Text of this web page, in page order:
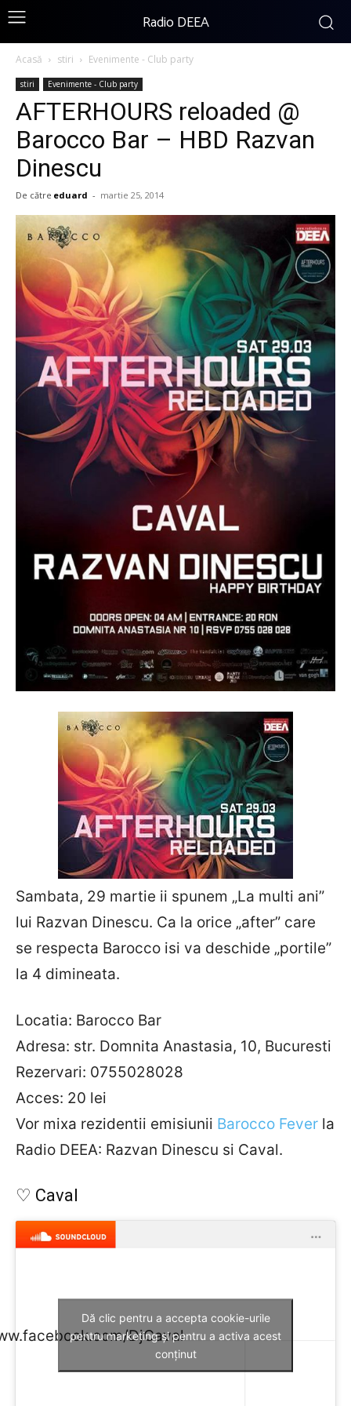
Radio DEEA
Acasă stiri Evenimente - Club party
stiri Evenimente - Club party
AFTERHOURS reloaded @
Barocco Bar – HBD Razvan
Dinescu
De către eduard - martie 25, 2014
Sambata, 29 martie ii spunem „La multi ani”
lui Razvan Dinescu. Ca la orice „after” care
se respecta Barocco isi va deschide „portile”
la 4 dimineata.
Locatia: Barocco Bar
Adresa: str. Domnita Anastasia, 10, Bucuresti
Rezervari: 0755028028
Acces: 20 lei
Vor mixa rezidentii emisiunii Barocco Fever la
Radio DEEA: Razvan Dinescu si Caval.
♡ Caval
DjCaval
Dă clic pentru a accepta cookie-urile
pentru marketing și pentru a activa acest
conținut